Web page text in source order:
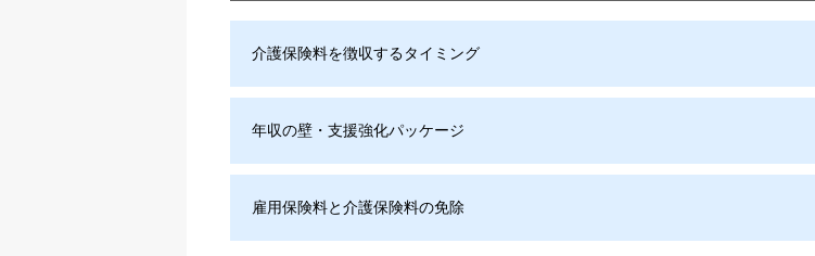
介護保険料を徴収するタイミング
年収の壁・支援強化パッケージ
雇用保険料と介護保険料の免除